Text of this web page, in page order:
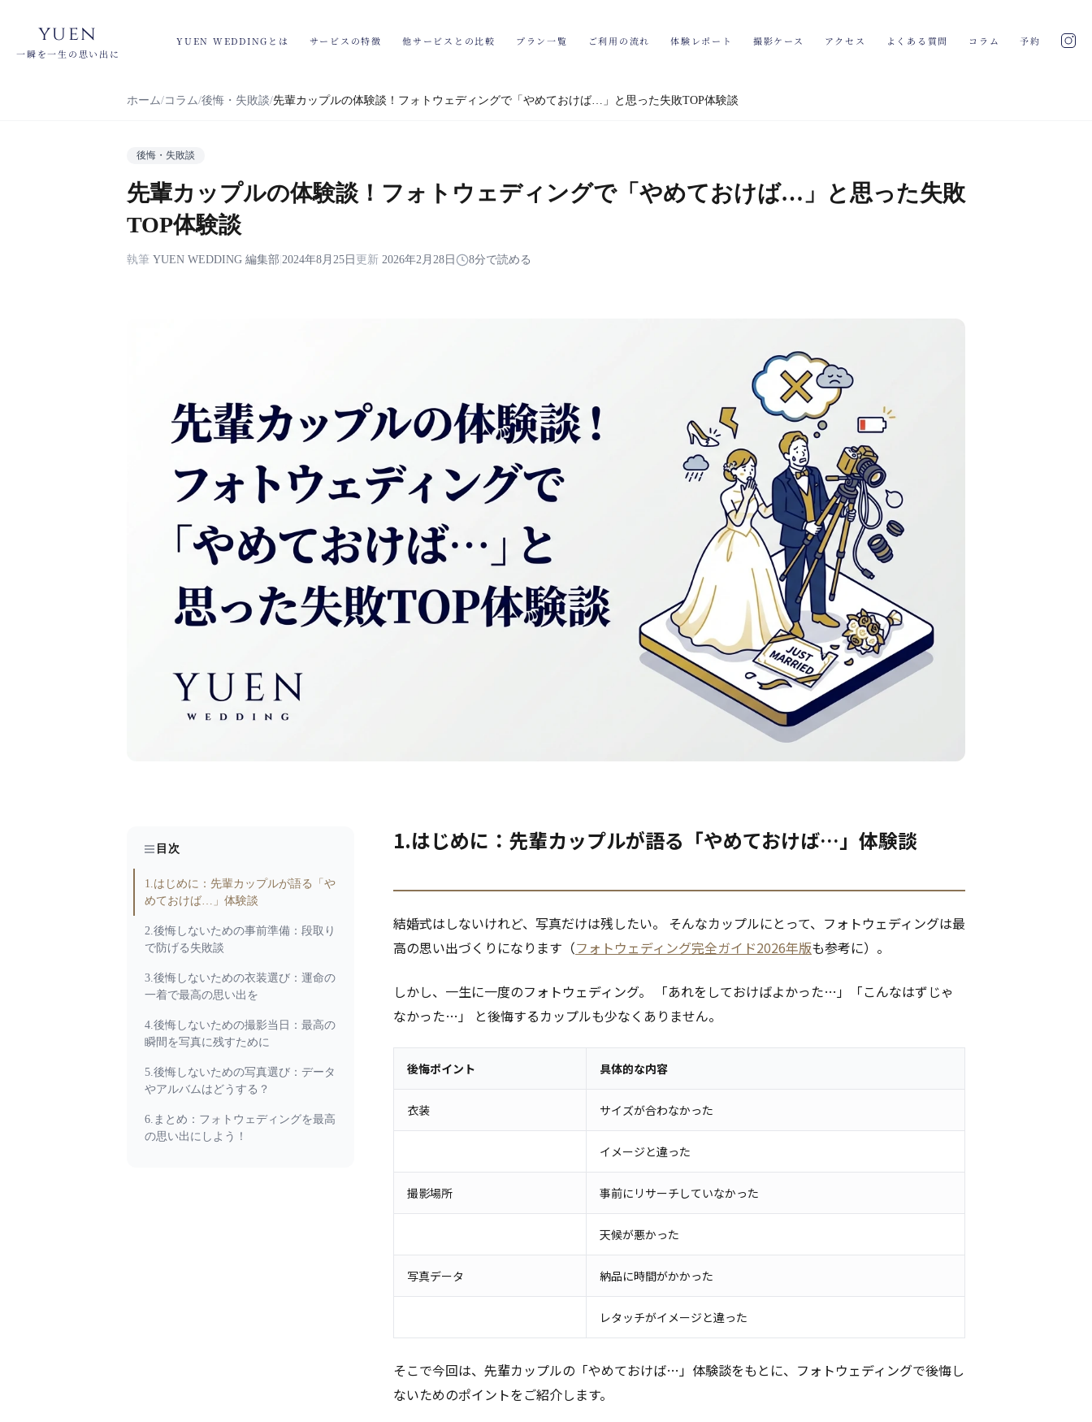
yuen
一瞬を一生の思い出に
YUEN WEDDINGとは サービスの特徴 他サービスとの比較 プラン一覧 ご利用の流れ 体験レポート 撮影ケース アクセス よくある質問 コラム 予約
ホーム コラム 後悔・失敗談 先輩カップルの体験談！フォトウェディングで「やめておけば…」と思った失敗TOP体験談
後悔・失敗談
先輩カップルの体験談！フォトウェディングで「やめておけば…」と思った失敗
TOP体験談
執筆 YUEN WEDDING 編集部 2024年8月25日 更新 2026年2月28日 8分で読める
目次
1.はじめに：先輩カップルが語る「や
めておけば…」体験談
2.後悔しないための事前準備：段取り
で防げる失敗談
3.後悔しないための衣装選び：運命の
一着で最高の思い出を
4.後悔しないための撮影当日：最高の
瞬間を写真に残すために
5.後悔しないための写真選び：データ
やアルバムはどうする？
6.まとめ：フォトウェディングを最高
の思い出にしよう！
1.はじめに：先輩カップルが語る「やめておけば…」体験談
結婚式はしないけれど、写真だけは残したい。 そんなカップルにとって、フォトウェディングは最
高の思い出づくりになります（フォトウェディング完全ガイド2026年版も参考に）。
しかし、一生に一度のフォトウェディング。 「あれをしておけばよかった…」「こんなはずじゃ
なかった…」 と後悔するカップルも少なくありません。
後悔ポイント 具体的な内容
衣装 サイズが合わなかった
イメージと違った
撮影場所 事前にリサーチしていなかった
天候が悪かった
写真データ 納品に時間がかかった
レタッチがイメージと違った
そこで今回は、先輩カップルの「やめておけば…」体験談をもとに、フォトウェディングで後悔し
ないためのポイントをご紹介します。